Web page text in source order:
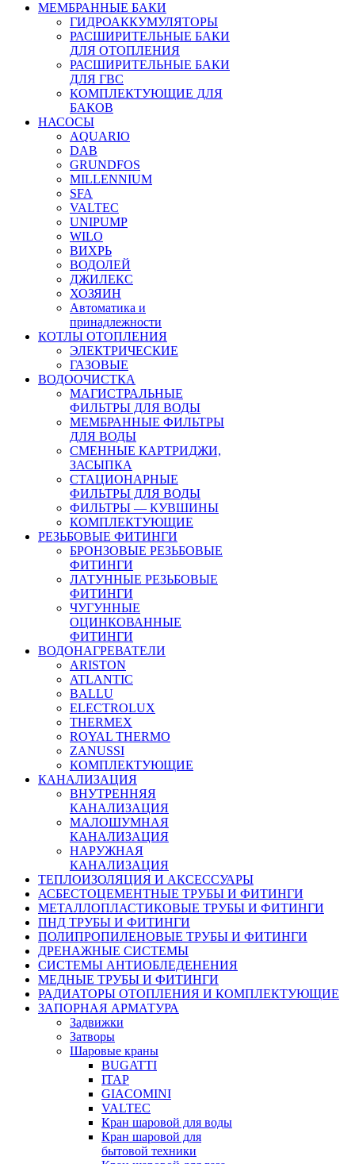
МЕМБРАННЫЕ БАКИ
ГИДРОАККУМУЛЯТОРЫ
РАСШИРИТЕЛЬНЫЕ БАКИ
ДЛЯ ОТОПЛЕНИЯ
РАСШИРИТЕЛЬНЫЕ БАКИ
ДЛЯ ГВС
КОМПЛЕКТУЮЩИЕ ДЛЯ
БАКОВ
НАСОСЫ
AQUARIO
DAB
GRUNDFOS
MILLENNIUM
SFA
VALTEC
UNIPUMP
WILO
ВИХРЬ
ВОДОЛЕЙ
ДЖИЛЕКС
ХОЗЯИН
Автоматика и
принадлежности
КОТЛЫ ОТОПЛЕНИЯ
ЭЛЕКТРИЧЕСКИЕ
ГАЗОВЫЕ
ВОДООЧИСТКА
МАГИСТРАЛЬНЫЕ
ФИЛЬТРЫ ДЛЯ ВОДЫ
МЕМБРАННЫЕ ФИЛЬТРЫ
ДЛЯ ВОДЫ
СМЕННЫЕ КАРТРИДЖИ,
ЗАСЫПКА
СТАЦИОНАРНЫЕ
ФИЛЬТРЫ ДЛЯ ВОДЫ
ФИЛЬТРЫ — КУВШИНЫ
КОМПЛЕКТУЮЩИЕ
РЕЗЬБОВЫЕ ФИТИНГИ
БРОНЗОВЫЕ РЕЗЬБОВЫЕ
ФИТИНГИ
ЛАТУННЫЕ РЕЗЬБОВЫЕ
ФИТИНГИ
ЧУГУННЫЕ
ОЦИНКОВАННЫЕ
ФИТИНГИ
ВОДОНАГРЕВАТЕЛИ
ARISTON
ATLANTIC
BALLU
ELECTROLUX
THERMEX
ROYAL THERMO
ZANUSSI
КОМПЛЕКТУЮЩИЕ
КАНАЛИЗАЦИЯ
ВНУТРЕННЯЯ
КАНАЛИЗАЦИЯ
МАЛОШУМНАЯ
КАНАЛИЗАЦИЯ
НАРУЖНАЯ
КАНАЛИЗАЦИЯ
ТЕПЛОИЗОЛЯЦИЯ И АКСЕССУАРЫ
АСБЕСТОЦЕМЕНТНЫЕ ТРУБЫ И ФИТИНГИ
МЕТАЛЛОПЛАСТИКОВЫЕ ТРУБЫ И ФИТИНГИ
ПНД ТРУБЫ И ФИТИНГИ
ПОЛИПРОПИЛЕНОВЫЕ ТРУБЫ И ФИТИНГИ
ДРЕНАЖНЫЕ СИСТЕМЫ
СИСТЕМЫ АНТИОБЛЕДЕНЕНИЯ
МЕДНЫЕ ТРУБЫ И ФИТИНГИ
РАДИАТОРЫ ОТОПЛЕНИЯ И КОМПЛЕКТУЮЩИЕ
ЗАПОРНАЯ АРМАТУРА
Задвижки
Затворы
Шаровые краны
BUGATTI
ITAP
GIACOMINI
VALTEC
Кран шаровой для воды
Кран шаровой для
бытовой техники